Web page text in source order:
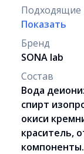
Показать
Бренд
SONA lab
Состав
Вода
спирт
окиси
краситель,
компоненты.